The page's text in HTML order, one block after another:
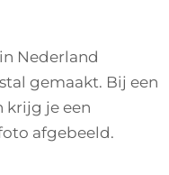
Nederland
gemaakt. Bij een
krijg je een
afgebeeld.